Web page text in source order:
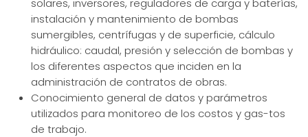
instalación y mantenimiento de bombas
sumergibles, centrífugas y de superficie, cálculo
hidráulico: caudal, presión y selección de bombas y
los diferentes aspectos que inciden en la
administración de contratos de obras.
Conocimiento general de datos y parámetros
utilizados para monitoreo de los costos y gas-tos
de trabajo.